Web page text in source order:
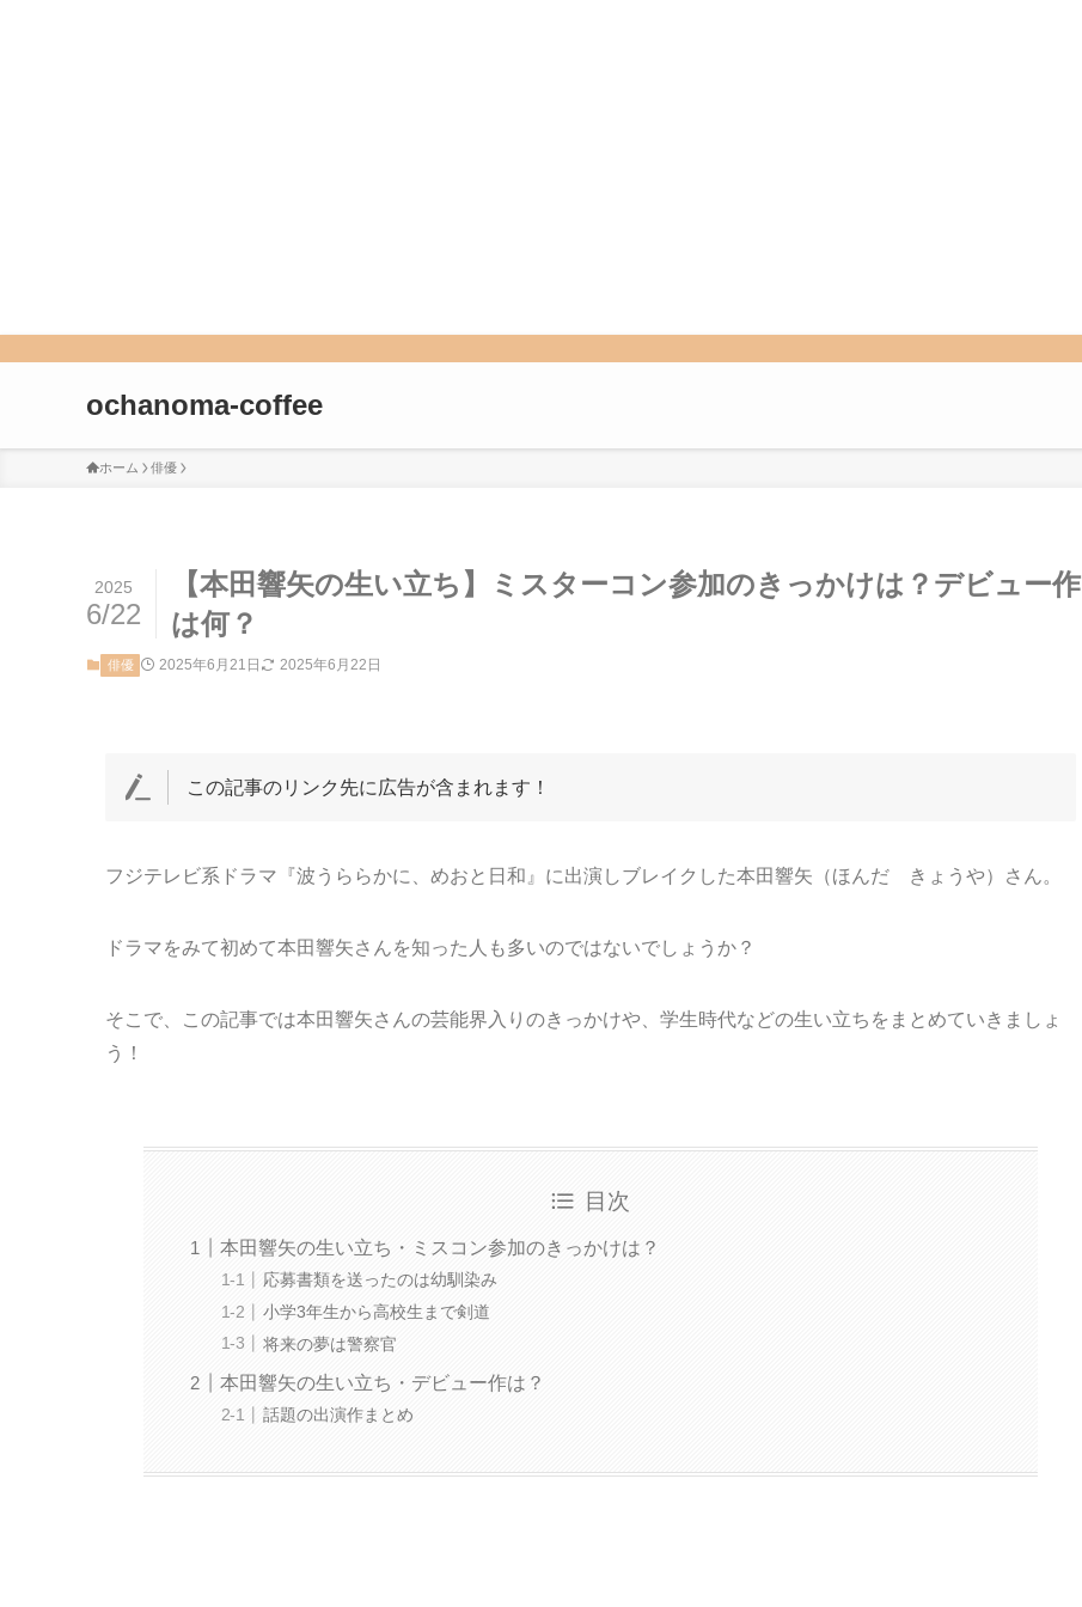
ochanoma-coffee
ホーム 俳優
【本田響矢の生い立ち】ミスターコン参加のきっかけは？デビュー作
は何？
2025
6/22
俳優 2025年6月21日 2025年6月22日
この記事のリンク先に広告が含まれます！
フジテレビ系ドラマ『波うららかに、めおと日和』に出演しブレイクした本田響矢（ほんだ きょうや）さん。
ドラマをみて初めて本田響矢さんを知った人も多いのではないでしょうか？
そこで、この記事では本田響矢さんの芸能界入りのきっかけや、学生時代などの生い立ちをまとめていきましょ
う！
目次
本田響矢の生い立ち・ミスコン参加のきっかけは？
応募書類を送ったのは幼馴染み
小学3年生から高校生まで剣道
将来の夢は警察官
本田響矢の生い立ち・デビュー作は？
話題の出演作まとめ